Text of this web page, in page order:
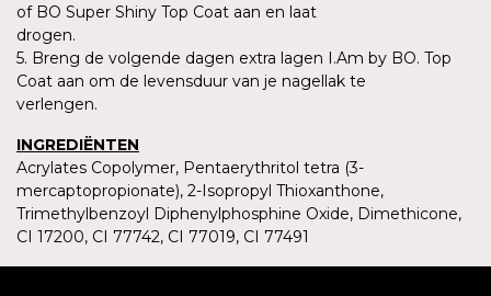
of BO Super Shiny Top Coat aan en laat
drogen.
5. Breng de volgende dagen extra lagen I.Am by BO. Top
Coat aan om de levensduur van je nagellak te
verlengen.
INGREDIËNTEN
Acrylates Copolymer, Pentaerythritol tetra (3-
mercaptopropionate), 2-Isopropyl Thioxanthone,
Trimethylbenzoyl Diphenylphosphine Oxide, Dimethicone,
CI 17200, CI 77742, CI 77019, CI 77491